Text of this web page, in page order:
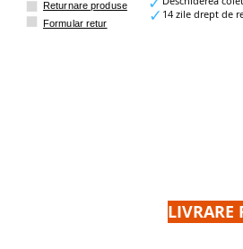
Returnare produse
Formular retur
14 zile drept de
LIVRARE